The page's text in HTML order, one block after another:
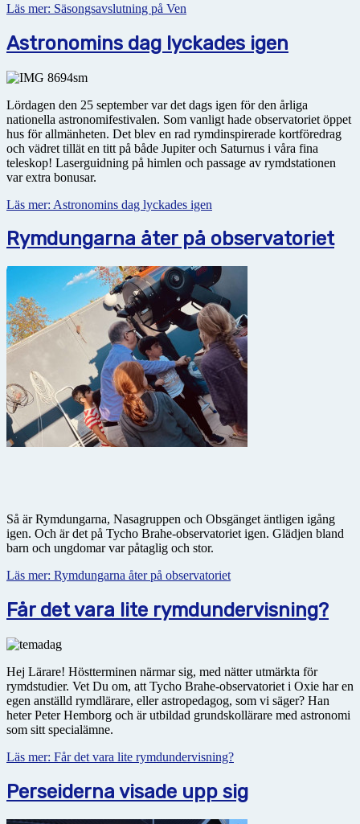
Läs mer: Säsongsavslutning på Ven
Astronomins dag lyckades igen
Lördagen den 25 september var det dags igen för den årliga
nationella astronomifestivalen. Som vanligt hade observatoriet öppet
hus för allmänheten. Det blev en rad rymdinspirerade kortföredrag
och vädret tillät en titt på både Jupiter och Saturnus i våra fina
teleskop! Laserguidning på himlen och passage av rymdstationen
var extra bonusar.
Läs mer: Astronomins dag lyckades igen
Rymdungarna åter på observatoriet
Så är Rymdungarna, Nasagruppen och Obsgänget äntligen igång
igen. Och är det på Tycho Brahe-observatoriet igen. Glädjen bland
barn och ungdomar var påtaglig och stor.
Läs mer: Rymdungarna åter på observatoriet
Får det vara lite rymdundervisning?
Hej Lärare! Höstterminen närmar sig, med nätter utmärkta för
rymdstudier. Vet Du om, att Tycho Brahe-observatoriet i Oxie har en
egen anställd rymdlärare, eller astropedagog, som vi säger? Han
heter Peter Hemborg och är utbildad grundskollärare med astronomi
som sitt specialämne.
Läs mer: Får det vara lite rymdundervisning?
Perseiderna visade upp sig